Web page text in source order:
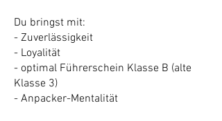
Du bringst mit:
- Zuverlässigkeit
- Loyalität
- optimal Führerschein Klasse B (alte
Klasse 3)
- Anpacker-Mentalität